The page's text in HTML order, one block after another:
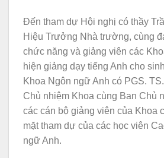
Đến tham dự Hội nghị có thầy
Hiệu Trưởng Nhà trường, cùng
chức năng và giảng viên các
hiện giảng dạy tiếng Anh cho
Khoa Ngôn ngữ Anh có PGS.
Chủ nhiệm Khoa cùng Ban Chủ
các cán bộ giảng viên của Khoa
mặt tham dự của các học viên
ngữ Anh.